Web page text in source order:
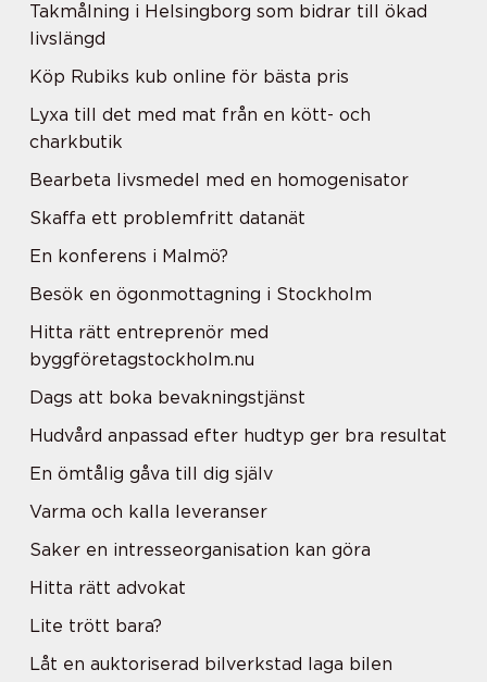
Takmålning i Helsingborg som bidrar till ökad
livslängd
Köp Rubiks kub online för bästa pris
Lyxa till det med mat från en kött- och
charkbutik
Bearbeta livsmedel med en homogenisator
Skaffa ett problemfritt datanät
En konferens i Malmö?
Besök en ögonmottagning i Stockholm
Hitta rätt entreprenör med
byggföretagstockholm.nu
Dags att boka bevakningstjänst
Hudvård anpassad efter hudtyp ger bra resultat
En ömtålig gåva till dig själv
Varma och kalla leveranser
Saker en intresseorganisation kan göra
Hitta rätt advokat
Lite trött bara?
Låt en auktoriserad bilverkstad laga bilen